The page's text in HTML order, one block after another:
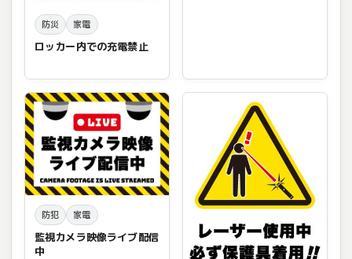
防災 家電
ロッカー内での充電禁止
防犯 家電
監視カメラ映像ライブ配信
中